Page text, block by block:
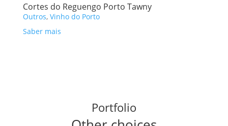
Cortes do Reguengo Porto Tawny
Outros, Vinho do Porto
Saber mais
Portfolio